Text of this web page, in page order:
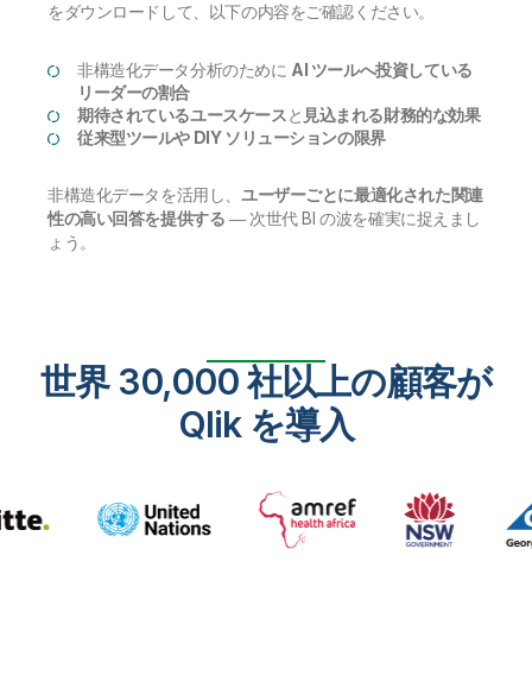
をダウンロードして、以下の内容をご確認ください。
非構造化データ分析のために AI ツールへ投資している
リーダーの割合
期待されているユースケースと 見込まれる財務的な効果
従来型ツールや DIY ソリューションの限界
非構造化データを活用し、 ユーザーごとに最適化された関連
性の高い回答を提供する ― 次世代 BI の波を確実に捉えまし
ょう。
世界 30,000 社以上の顧客が
Qlik を導入